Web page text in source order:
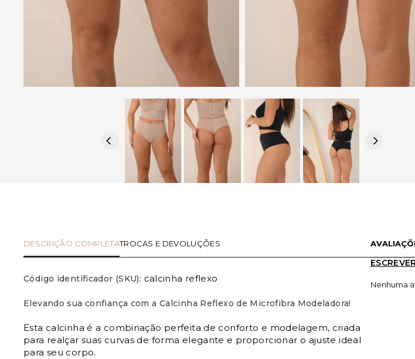
DESCRIÇÃO COMPLETATROCAS E DEVOLUÇÕES
Código identificador (SKU): calcinha reflexo
Elevando sua confiança com a Calcinha Reflexo de Microfibra Modeladora!
Esta calcinha é a combinação perfeita de conforto e modelagem, criada
para realçar suas curvas de forma elegante e proporcionar o ajuste ideal
para seu corpo.
Nenhuma